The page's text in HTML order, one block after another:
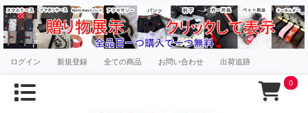
ログイン 新規登録 全ての商品 お問い合わせ 出荷追跡
0